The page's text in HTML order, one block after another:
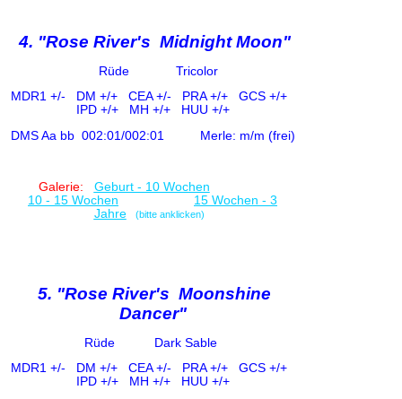
4. "Rose River's Midnight Moon"
Rüde
Tricolor
MDR1 +/-
DM +/+ CEA +/-
PRA +/+ GCS +/+
IPD +/+MH +/+ HUU +/+
DMS Aa bb002:01/002:01 Merle: m/m (frei)
Galerie: Geburt - 10 Wochen
10 - 15 Wochen
15 Wochen - 3
Jahre
(bitte anklicken)
5. "Rose River's Moonshine
Dancer"
Rüde
Dark Sable
MDR1 +/-
DM +/+ CEA +/-
PRA +/+ GCS +/+
IPD +/+MH +/+ HUU +/+